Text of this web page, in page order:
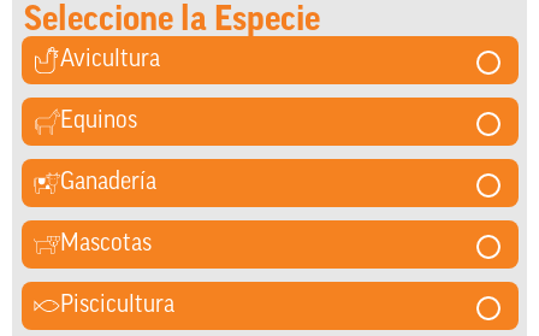
Seleccione la Especie
Avicultura
Equinos
Ganadería
Mascotas
Piscicultura